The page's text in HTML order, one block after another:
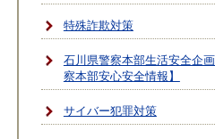
特殊詐欺対策
石川県警察本部生活安全企
察本部安心安全情報】
サイバー犯罪対策